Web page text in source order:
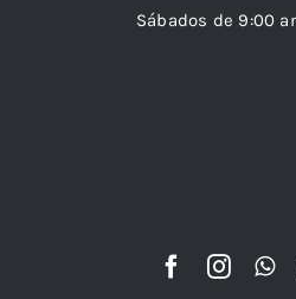
Sábados de 9:00